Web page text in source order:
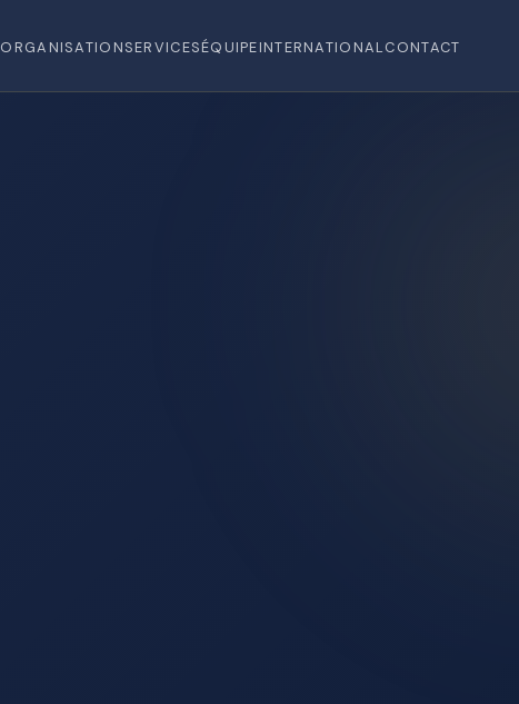
ORGANISATIONSERVICESÉQUIPEINTERNATIONALCONTACT